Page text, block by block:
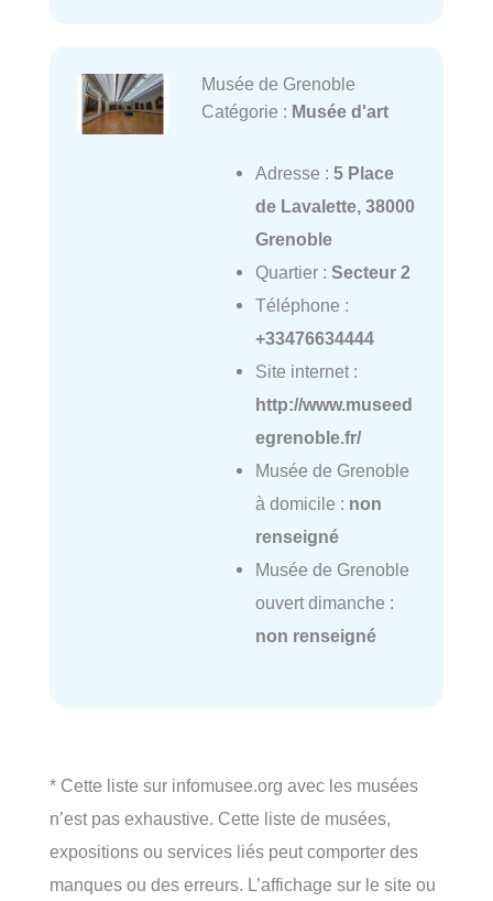
Musée de Grenoble
Catégorie : Musée d'art
Adresse : 5 Place
de Lavalette, 38000
Grenoble
Quartier : Secteur 2
Téléphone :
+33476634444
Site internet :
http://www.museed
egrenoble.fr/
Musée de Grenoble
à domicile : non
renseigné
Musée de Grenoble
ouvert dimanche :
non renseigné
* Cette liste sur infomusee.org avec les musées
n’est pas exhaustive. Cette liste de musées,
expositions ou services liés peut comporter des
manques ou des erreurs. L’affichage sur le site ou